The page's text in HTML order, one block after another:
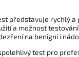
představuje rychlý
a možnost
na benigní i
test pro